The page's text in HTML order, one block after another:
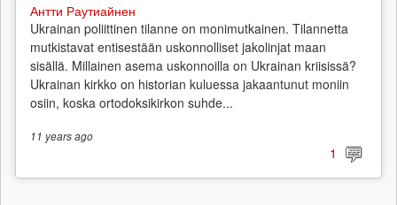
Антти Раутиайнен
Ukrainan poliittinen tilanne on monimutkainen. Tilannetta
mutkistavat entisestään uskonnolliset jakolinjat maan
sisällä. Millainen asema uskonnoilla on Ukrainan kriisissä?
Ukrainan kirkko on historian kuluessa jakaantunut moniin
osiin, koska ortodoksikirkon suhde...
11 yearsago
1